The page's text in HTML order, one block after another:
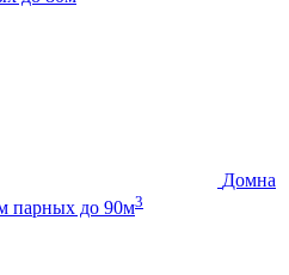
Домна
парных до 90м3